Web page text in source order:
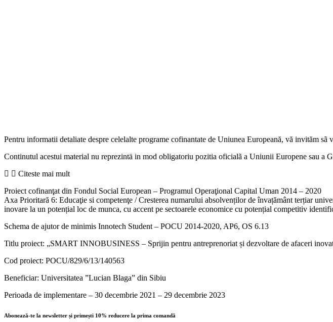
Pentru informatii detaliate despre celelalte programe cofinantate de Uniunea Europeană, vă invităm sã
Continutul acestui material nu reprezintä in mod obligatoriu pozitia oficialã a Uniunii Europene sau a
Citeste mai mult
Proiect cofinanţat din Fondul Social European – Programul Operaţional Capital Uman 2014 – 2020
Axa Prioritară 6: Educaţie si competenţe / Cresterea numarului absolvenților de învațământ terțiar
inovare la un potențial loc de munca, cu accent pe sectoarele economice cu potențial competitiv
Schema de ajutor de minimis Innotech Student – POCU 2014-2020, AP6, OS 6.13
Titlu proiect: „SMART INNOBUSINESS – Sprijin pentru antreprenoriat și dezvoltare de afaceri
Cod proiect: POCU/829/6/13/140563
Beneficiar: Universitatea ”Lucian Blaga” din Sibiu
Perioada de implementare – 30 decembrie 2021 – 29 decembrie 2023
Abonează-te la newsletter și primești 10% reducere la prima comandă